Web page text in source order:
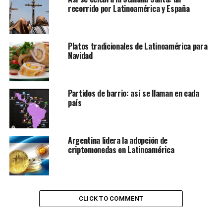
Según el sitio Statista, el país con menor inflación no es
una potencia mundial, como pueden ser Japón, Estados
Unidos, Suiza o Brasil. Precisamente, es Costa Rica,
volcanes y biodiversidad.
recorrido por Latinoamérica y España
Platos tradicionales de Latinoamérica para
Navidad
Partidos de barrio: así se llaman en cada
país
Argentina lidera la adopción de
criptomonedas en Latinoamérica
CLICK TO COMMENT